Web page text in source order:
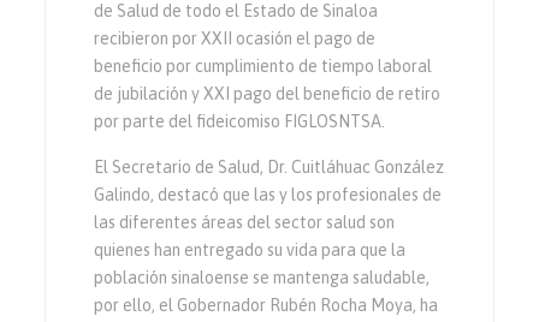
de Salud de todo el Estado de Sinaloa
recibieron por XXII ocasión el pago de
beneficio por cumplimiento de tiempo laboral
de jubilación y XXI pago del beneficio de retiro
por parte del fideicomiso FIGLOSNTSA.
El Secretario de Salud, Dr. Cuitláhuac González
Galindo, destacó que las y los profesionales de
las diferentes áreas del sector salud son
quienes han entregado su vida para que la
población sinaloense se mantenga saludable,
por ello, el Gobernador Rubén Rocha Moya, ha